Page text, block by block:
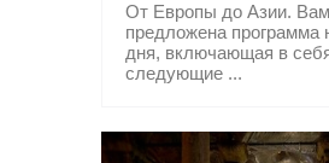
От Европы до Азии.
предложена программа
дня, включающая в
следующие ...